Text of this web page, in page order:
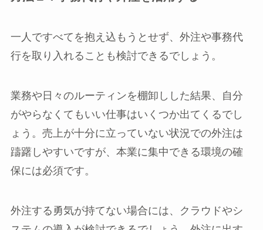
一人ですべてを抱え込もうとせず、外注や事務代
行を取り入れることも検討できるでしょう。
業務や日々のルーティンを棚卸しした結果、自分
がやらなくてもいい仕事はいくつか出てくるでし
ょう。売上が十分に立っていない状況での外注は
躊躇しやすいですが、本業に集中できる環境の確
保には必須です。
外注する勇気が持てない場合には、クラウドやシ